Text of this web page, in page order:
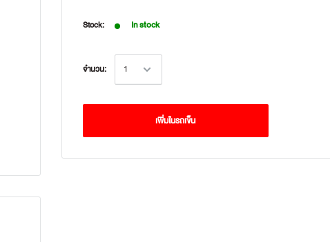
Stock: In stock
จำนวน:
เพิ่มในรถเข็น